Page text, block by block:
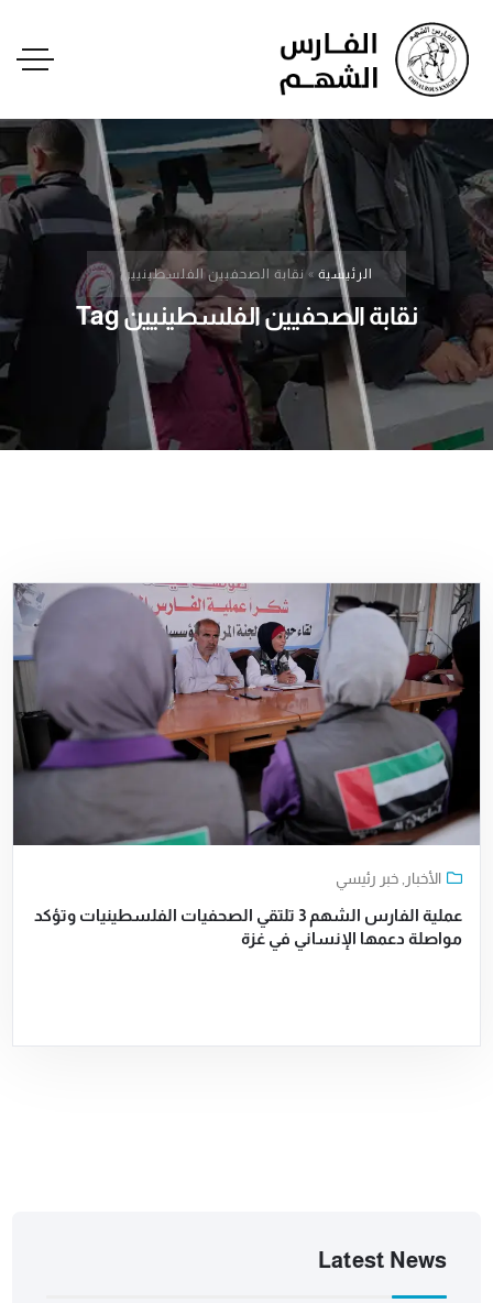
الرئيسية »نقابة الصحفيين الفلسطينيين
نقابة الصحفيين الفلسطينيين Tag
الأخبار ,خبر رئيسي
عملية الفارس الشهم 3 تلتقي الصحفيات الفلسطينيات وتؤكد
مواصلة دعمها الإنساني في غزة
Latest News